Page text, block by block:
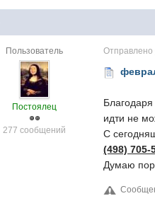
Пользователь
Постоялец
277 сообщений
Отправлено
идти не
С
(498) 705-
Думаю